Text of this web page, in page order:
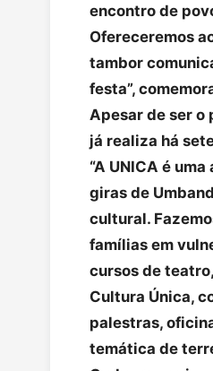
encontro de
Ofereceremos
tambor
festa”,
Apesar de ser o
já realiza há
“A UNICA é
giras de
cultural.
famílias em
cursos de
Cultura Única,
palestras,
temática de